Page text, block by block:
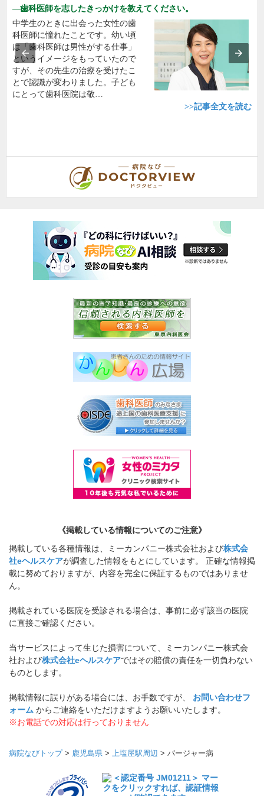
歯科医師を志したきっかけを教えてください。
中学生のときに出会った女性の歯
科医師に憧れたことです。幼い頃
は「歯科医師は男性がする仕事」
というイメージをもっていたので
すが、その先生の治療を受けたこ
とで認識が変わりました。子ども
にとって歯科医院は敬…
>>記事全文を読む
《掲載している情報についてのご注意》
掲載している各種情報は、ミーカンパニー株式会社および株式会
社eヘルスケアが調査した情報をもとにしています。 正確な情報掲
載に努めておりますが、内容を完全に保証するものではありませ
ん。
掲載されている医院を受診される場合は、事前に必ず該当の医院
に直接ご確認ください。
当サービスによって生じた損害について、ミーカンパニー株式会
社および株式会社eヘルスケアではその賠償の責任を一切負わない
ものとします。
掲載情報に誤りがある場合には、お手数ですが、 お問い合わせフ
ォーム からご連絡をいただけますようお願いいたします。
※お電話での対応は行っておりません
病院なびトップ> 鹿児島県 > 上塩屋駅周辺 > バージャー病